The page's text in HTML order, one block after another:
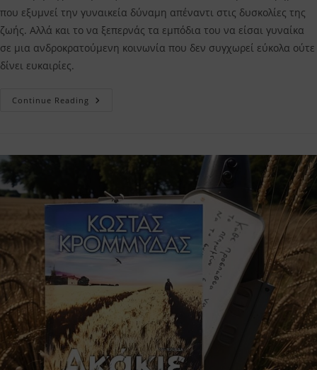
που εξυμνεί την γυναικεία δύναμη απέναντι στις δυσκολίες της
ζωής. Αλλά και το να ξεπερνάς τα εμπόδια του να είσαι γυναίκα
σε μια ανδροκρατούμενη κοινωνία που δεν συγχωρεί εύκολα ούτε
δίνει ευκαιρίες.
Continue Reading Πολυτίμη